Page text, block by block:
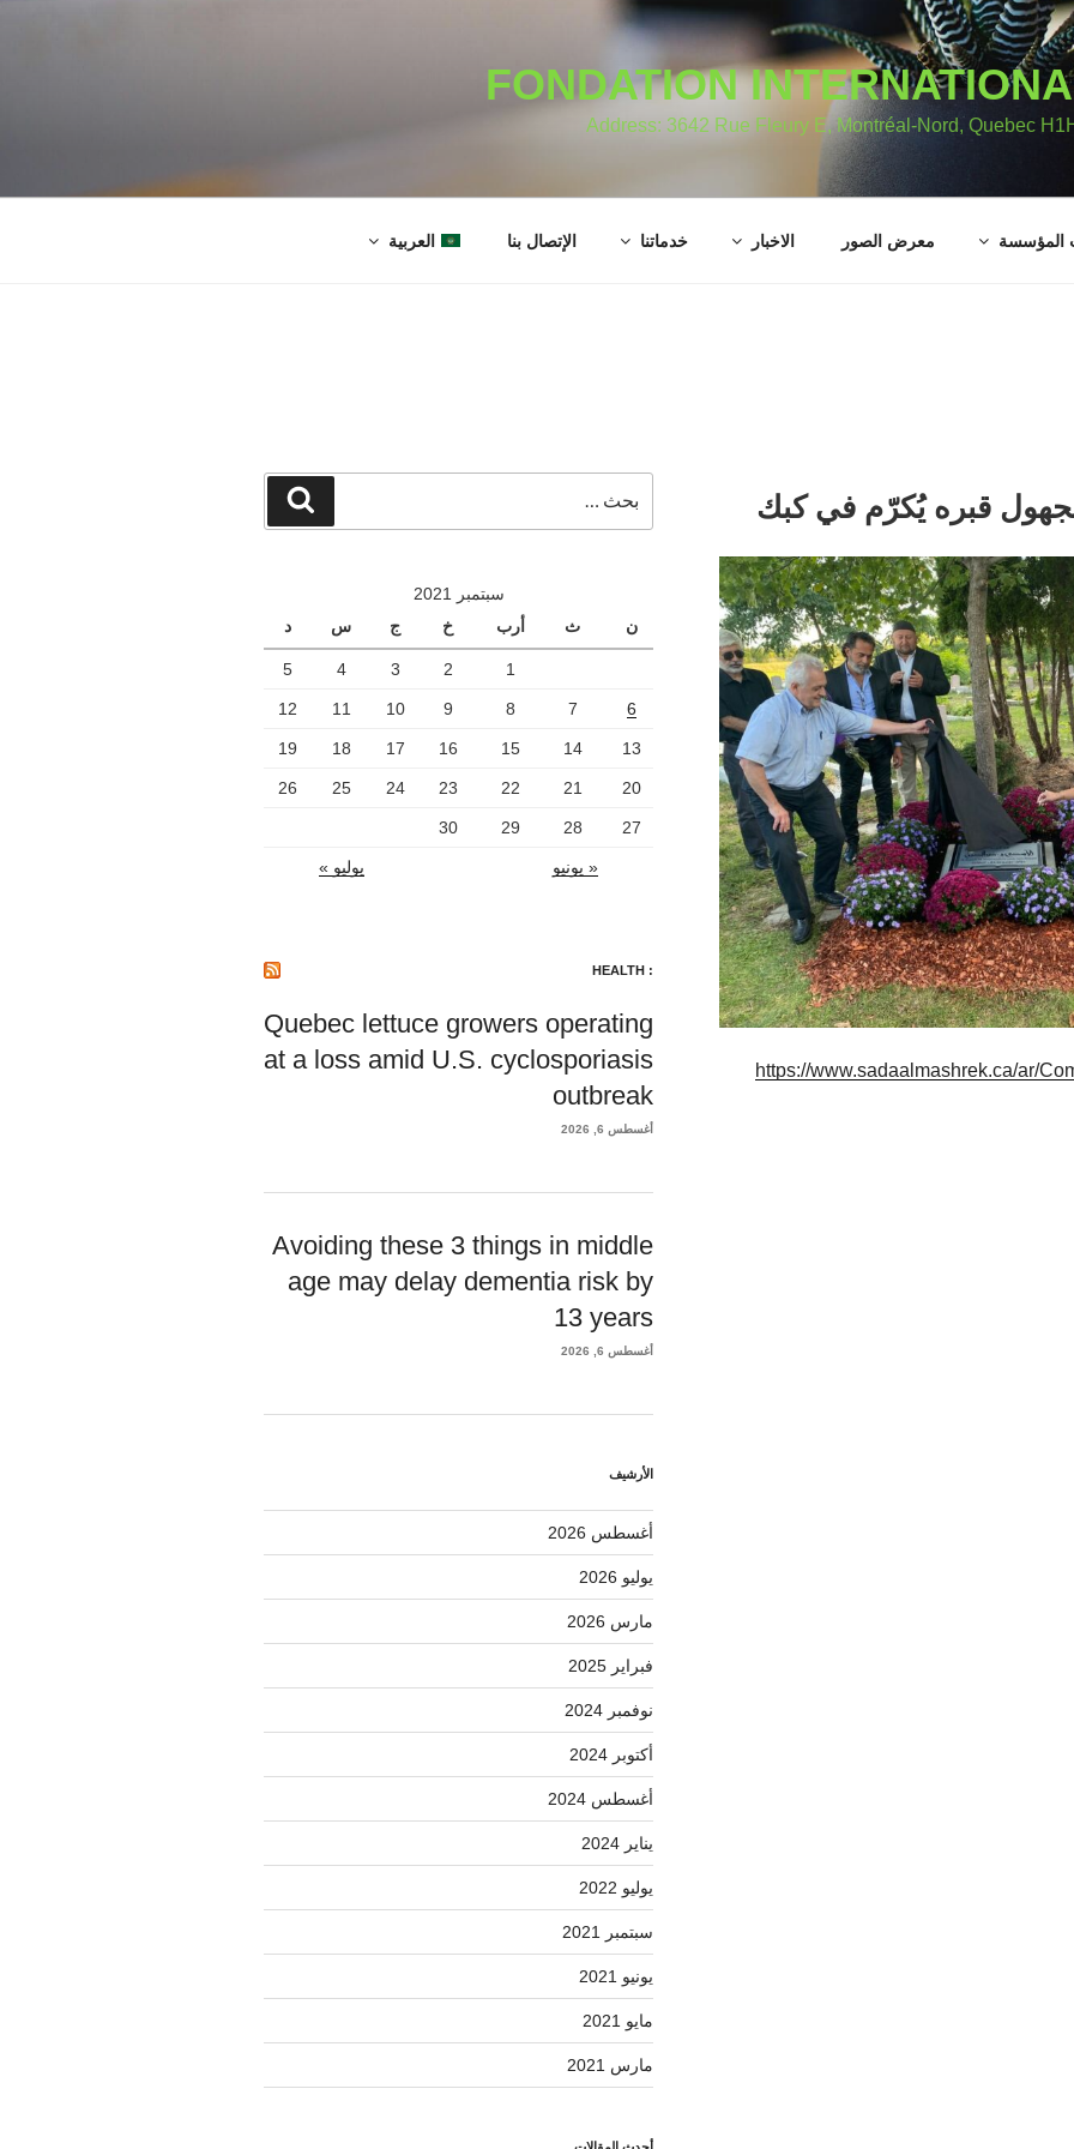
FONDATION
Address: 3642 Rue Fleury E, Montréal-Nord, Quebec
المؤسسة معرض الصور الاخبار خدماتنا الإتصال بنا العربية
قبره يُكرّم في كبك
https://www.sadaalmashrek.ca/ar/
عن:
بحث
سبتمبر 2021
ن
ث أرب خ ج س د
1
2
3
4
5
6
7
8
9
10
11
12
13
14
15
16
17
18
19
20
21
22
23
24
25
26
27
28
29
30
« يونيو يوليو »
: HEALTH
Quebec lettuce growers operating
at a loss amid U.S. cyclosporiasis
outbreak
أغسطس 6, 2026
Avoiding these 3 things in middle
age may delay dementia risk by
13 years
أغسطس 6, 2026
الأرشيف
أغسطس 2026
يوليو 2026
مارس 2026
فبراير 2025
نوفمبر 2024
أكتوبر 2024
أغسطس 2024
يناير 2024
يوليو 2022
سبتمبر 2021
يونيو 2021
مايو 2021
مارس 2021